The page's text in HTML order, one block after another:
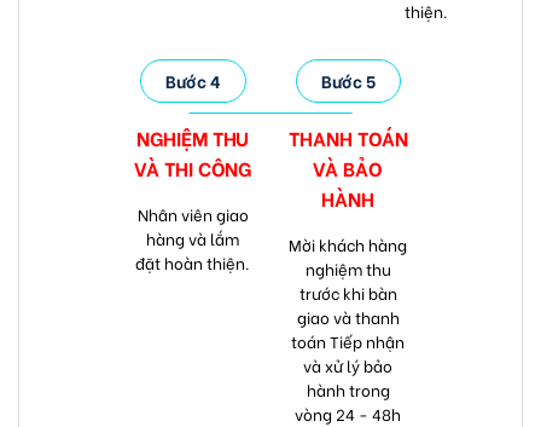
thiện.
Bước 4
NGHIỆM THU
VÀ THI CÔNG
Nhân viên giao
hàng và lắm
đặt hoàn thiện.
Bước 5
THANH TOÁN
VÀ BẢO
HÀNH
Mời khách hàng
nghiệm thu
trước khi bàn
giao và thanh
toán Tiếp nhận
và xử lý bảo
hành trong
vòng 24 - 48h